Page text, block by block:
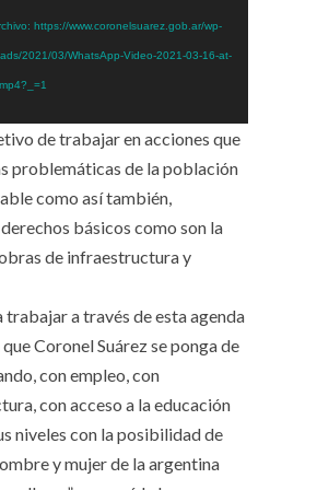
https://www.coronelsuarez.gob.ar/wp-
2021/03/WhatsApp-Video-2021-03-16-at-
de trabajar en acciones que
problemáticas de la población
como así también,
básicos como son la
de infraestructura y
trabajar a través de esta agenda
Coronel Suárez se ponga de
con empleo, con
con acceso a la educación
niveles con la posibilidad de
y mujer de la argentina